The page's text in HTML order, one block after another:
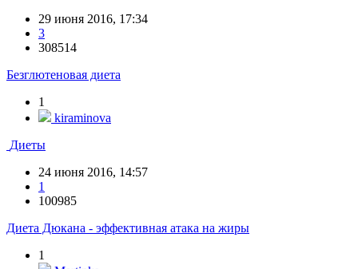
29 июня 2016, 17:34
3
308514
Безглютеновая диета
1
kiraminova
Диеты
24 июня 2016, 14:57
1
100985
Диета Дюкана - эффективная атака на жиры
1